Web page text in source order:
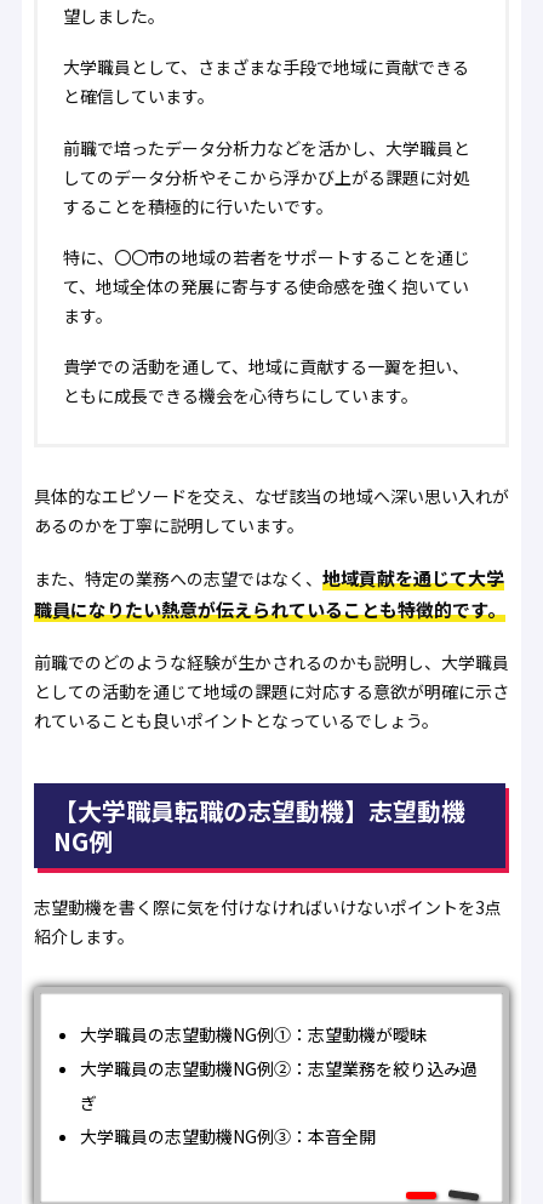
望しました。
大学職員として、さまざまな手段で地域に貢献できる
と確信しています。
前職で培ったデータ分析力などを活かし、大学職員と
してのデータ分析やそこから浮かび上がる課題に対処
することを積極的に行いたいです。
特に、〇〇市の地域の若者をサポートすることを通じ
て、地域全体の発展に寄与する使命感を強く抱いてい
ます。
貴学での活動を通して、地域に貢献する一翼を担い、
ともに成長できる機会を心待ちにしています。
具体的なエピソードを交え、なぜ該当の地域へ深い思い入れが
あるのかを丁寧に説明しています。
また、特定の業務への志望ではなく、 地域貢献を通じて大学
職員になりたい熱意が伝えられていることも特徴的です。
前職でのどのような経験が生かされるのかも説明し、大学職員
としての活動を通じて地域の課題に対応する意欲が明確に示さ
れていることも良いポイントとなっているでしょう。
【大学職員転職の志望動機】志望動機
NG例
志望動機を書く際に気を付けなければいけないポイントを3点
紹介します。
大学職員の志望動機NG例①：志望動機が曖昧
大学職員の志望動機NG例②：志望業務を絞り込み過
ぎ
大学職員の志望動機NG例③：本音全開